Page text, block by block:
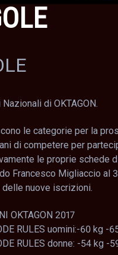
di OKTAGON.
le categorie per la
di competere per
le proprie schede
Francesco Migliaccio al
nuove iscrizioni.
OKTAGON 2017
RULES uomini:-60 kg
RULES donne: -54 kg -